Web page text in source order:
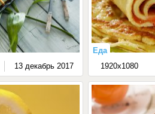
13 декабрь 2017
Еда
1920x1080